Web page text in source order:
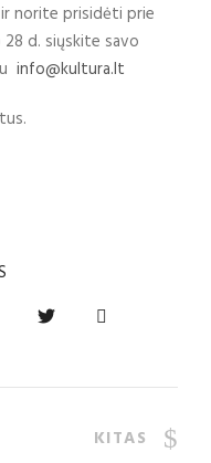
norite prisidėti prie
d. siųskite savo
info@kultura.lt
KITAS